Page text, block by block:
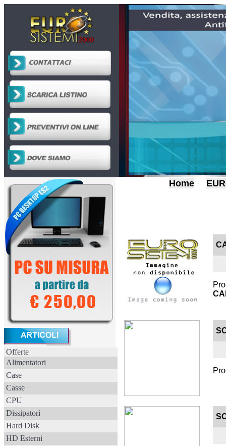
Offerte
Alimentatori
Case
Casse
CPU
Dissipatori
Hard Disk
HD Esterni
Home